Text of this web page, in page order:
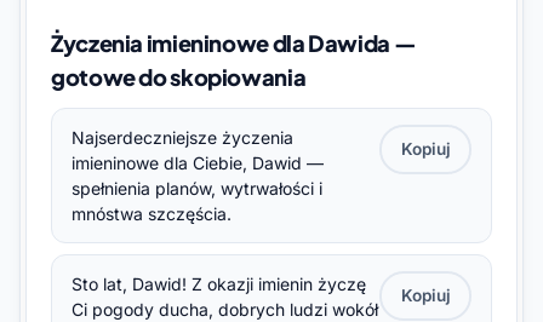
Życzenia imieninowe dla Dawida —
gotowe do skopiowania
Najserdeczniejsze życzenia
imieninowe dla Ciebie, Dawid —
spełnienia planów, wytrwałości i
mnóstwa szczęścia.
Kopiuj
Sto lat, Dawid! Z okazji imienin życzę
Ci pogody ducha, dobrych ludzi wokół
Kopiuj